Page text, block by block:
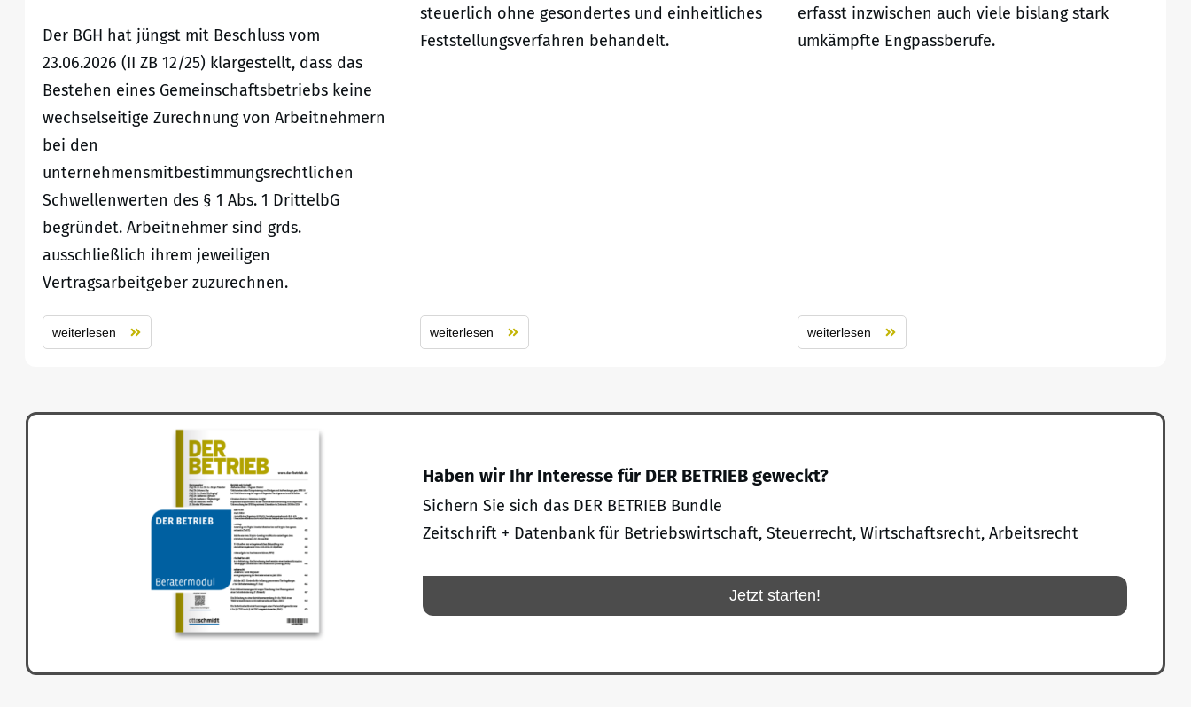
Der BGH hat jüngst mit Beschluss vom
23.06.2026 (II ZB 12/25) klargestellt, dass das
Bestehen eines Gemeinschaftsbetriebs keine
wechselseitige Zurechnung von Arbeitnehmern
bei den
unternehmensmitbestimmungsrechtlichen
Schwellenwerten des § 1 Abs. 1 DrittelbG
begründet. Arbeitnehmer sind grds.
ausschließlich ihrem jeweiligen
Vertragsarbeitgeber zuzurechnen.
weiterlesen
steuerlich ohne gesondertes und einheitliches
Feststellungsverfahren behandelt.
weiterlesen
erfasst inzwischen auch viele bislang stark
umkämpfte Engpassberufe.
weiterlesen
Haben wir Ihr Interesse für DER BETRIEB geweckt?
Sichern Sie sich das DER BETRIEB Bundle
Zeitschrift + Datenbank für Betriebswirtschaft, Steuerrecht, Wirtschaftsrecht, Arbeitsrecht
Jetzt starten!